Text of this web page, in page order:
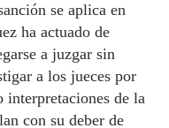
se aplica en
ha actuado de
a juzgar sin
a los jueces por
interpretaciones de la
con su deber de